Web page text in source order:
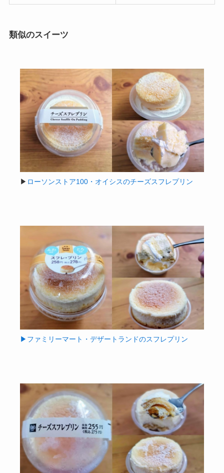
類似のスイーツ
▶ ローソンストア100・オイシスのチーズスフレプリン
▶ファミリーマート・デザートランドのスフレプリン